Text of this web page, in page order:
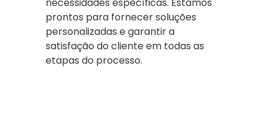
prontos para fornecer soluções
personalizadas e garantir a
satisfação do cliente em todas as
etapas do processo.